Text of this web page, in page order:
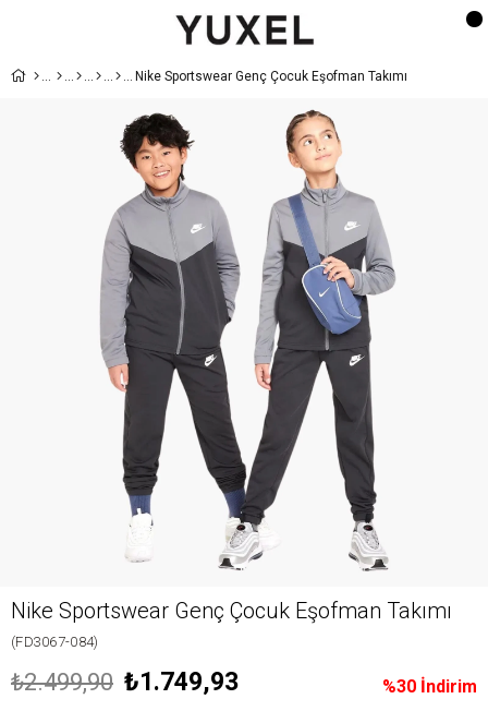
Nike Sportswear Genç Çocuk Eşofman Takımı
Nike Sportswear Genç Çocuk Eşofman Takımı
(FD3067-084)
%30 İndirim
₺2.499,90 ₺1.749,93